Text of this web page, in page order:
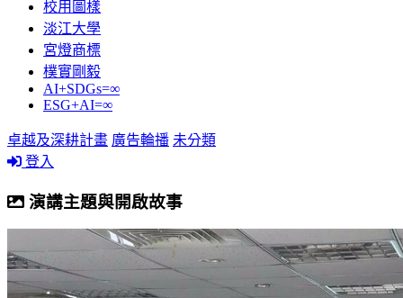
校用圖樣
淡江大學
宮燈商標
樸實剛毅
AI+SDGs=∞
ESG+AI=∞
卓越及深耕計畫 廣告輪播 未分類
登入
演講主題與開啟故事